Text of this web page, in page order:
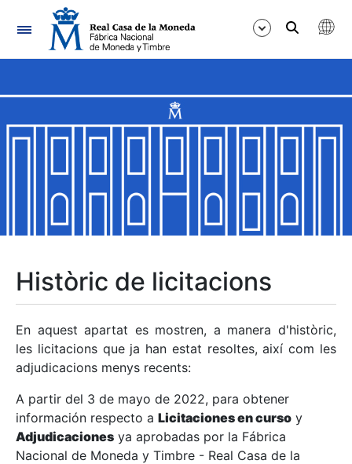
Navegació
Mostra/Amaga
Mostra/Amaga
Mostra/Amaga
Mostra/Amaga
Mostra/Amaga
Històric de licitacions
En aquest apartat es mostren, a manera d'històric,
les licitacions que ja han estat resoltes, així com les
adjudicacions menys recents:
A partir del 3 de mayo de 2022, para obtener
información respecto a Licitaciones en curso y
Adjudicaciones ya aprobadas por la Fábrica
Nacional de Moneda y Timbre - Real Casa de la